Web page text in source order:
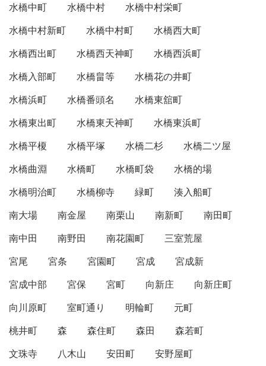
水橋中町
水橋中村
水橋中村栄町
水橋中村新町
水橋中村町
水橋西大町
水橋西出町
水橋西天神町
水橋西浜町
水橋入部町
水橋畠等
水橋花の井町
水橋浜町
水橋番頭名
水橋東舘町
水橋東出町
水橋東天神町
水橋東浜町
水橋平榎
水橋平塚 水橋二杉
水橋二ツ屋
水橋曲淵
水橋町 水橋町袋
水橋的場
水橋明治町
水橋柳寺 緑町
湊入船町
南大場
南金屋 南栗山 南新町
南田町
南中田
南野田 南花園町
三室荒屋
宮尾
宮条 宮園町 宮成
宮成新
宮成中部
宮保 宮町 向新庄
向新庄町
向川原町
室町通り 明輪町
元町
桃井町
森 森住町 森田
森若町
文珠寺
八木山 安田町 安野屋町